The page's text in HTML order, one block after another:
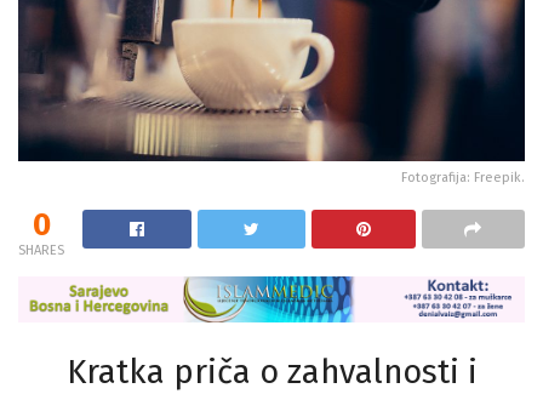
Fotografija: Freepik.
0
SHARES
Kratka priča o zahvalnosti i